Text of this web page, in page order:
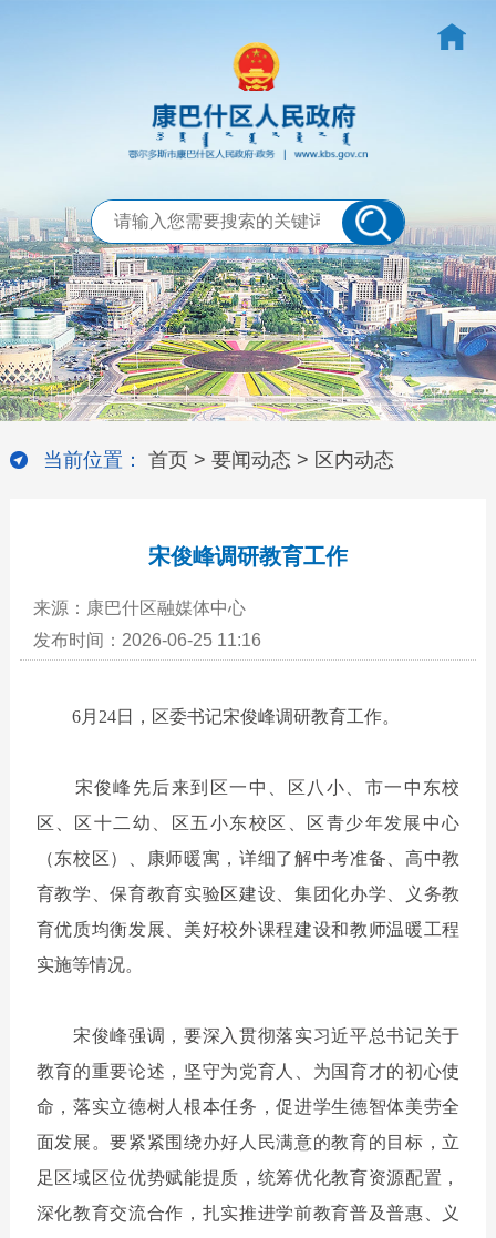
当前位置： 首页 > 要闻动态 > 区内动态
宋俊峰调研教育工作
来源：康巴什区融媒体中心
发布时间：2026-06-25 11:16
6月24日，区委书记宋俊峰调研教育工作。
宋俊峰先后来到区一中、区八小、市一中东校
区、区十二幼、区五小东校区、区青少年发展中心
（东校区）、康师暖寓，详细了解中考准备、高中教
育教学、保育教育实验区建设、集团化办学、义务教
育优质均衡发展、美好校外课程建设和教师温暖工程
实施等情况。
宋俊峰强调，要深入贯彻落实习近平总书记关于
教育的重要论述，坚守为党育人、为国育才的初心使
命，落实立德树人根本任务，促进学生德智体美劳全
面发展。要紧紧围绕办好人民满意的教育的目标，立
足区域区位优势赋能提质，统筹优化教育资源配置，
深化教育交流合作，扎实推进学前教育普及普惠、义